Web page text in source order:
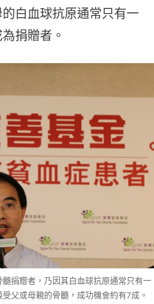
白血球抗原通常只有一
捐贈者。
捐贈者，乃因其白血球抗原通常只有一
父或母親的骨髓，成功機會約有7成。